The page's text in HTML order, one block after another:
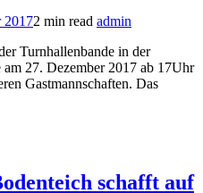
20172 min read admin
Turnhallenbande in der
27. Dezember 2017 ab 17Uhr
Gastmannschaften. Das
schafft auf